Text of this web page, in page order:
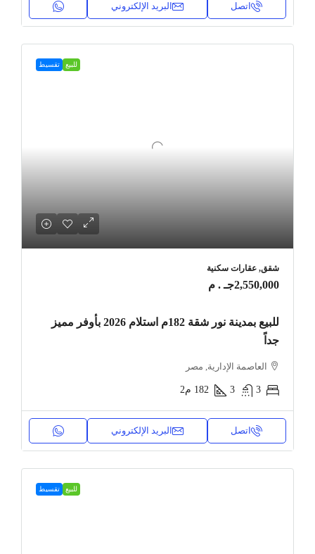
اتصل البريد الإلكتروني
للبيع تقسيط
شقق, عقارات سكنية
2,550,000جـ . م
للبيع بمدينة نور شقة 182م استلام 2026 بأوفر مميز
جداً
العاصمة الإدارية, مصر
3
3
182 م2
اتصل البريد الإلكتروني
للبيع تقسيط